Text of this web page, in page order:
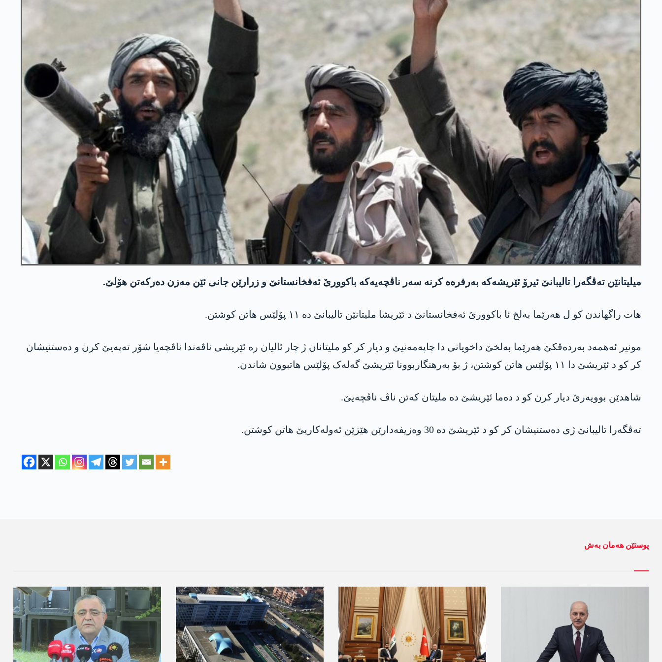
میلیتانێن ته‌ڤگه‌را تالیبانێ ئیرۆ ئێریشه‌كه‌ به‌رفره‌ه كرنه‌ سه‌ر ناڤچه‌یه‌كه‌ باكوورێ ئه‌فخانستانێ و زرارێن جانی ئێن مه‌زن ده‌ركه‌تن هۆلێ.
ھات راگھاندن کو ل هه‌رێما بەلخ ئا باكوورێ ئەفخانستانێ د ئێریشا ملیتانێن تالیبانێ ده‌ ١١ پۆلێس ھاتن کوشتن.
مونیر ئەھمەد بەردەڤکێ هه‌رێما بەلخێ داخویانی دا چاپەمەنیێ و دیار کر کو ملیتانان ژ چار ئالیان ره‌ ئێریشی ناڤەندا ناڤچەیا شۆر تەپەیێ کرن و دەستنیشان
کر کو د ئێریشێ دا ١١ پۆلێس ھاتن کوشتن، ژ بۆ به‌رهنگاربوونا ئێریشێ گەلەک پۆلێس هاتبوون شاندن.
شاھدێن بوویەرێ دیار کرن کو د دەما ئێریشێ ده‌ ملیتان کەتن ناڤ ناڤچەیێ.
ته‌ڤگه‌را تالیبانێ ژی دەستنیشان کر کو د ئێریشێ ده‌ 30 وەزیفەدارێن ھێزێن ئەولەکاریێ ھاتن کوشتن.
پوستێن ھەمان بەش